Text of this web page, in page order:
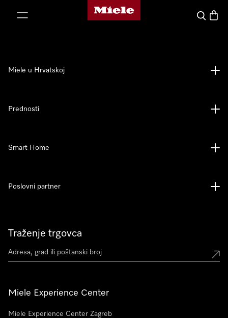
Miele početna stranica
Pretraga
Traženje trgovca
Miele Experience Center
Miele Experience Center Zagreb
Miele u Hrvatskoj
Prednosti
Smart Home
Poslovni partner